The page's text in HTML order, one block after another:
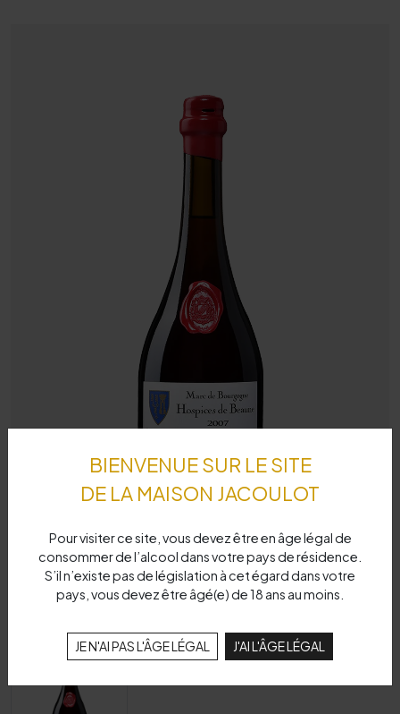
BIENVENUE SUR LE SITE
DE LA MAISON JACOULOT
Pour visiter ce site, vous devez être en âge légal de
consommer de l’alcool dans votre pays de résidence.
S’il n’existe pas de législation à cet égard dans votre
pays, vous devez être âgé(e) de 18 ans au moins.
JE N'AI PAS L'ÂGE LÉGAL J'AI L'ÂGE LÉGAL